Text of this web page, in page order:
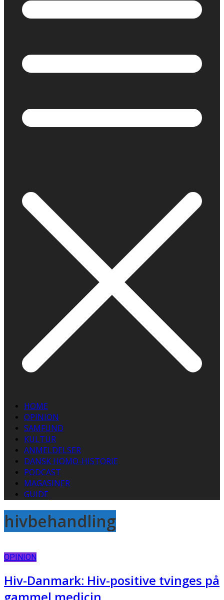
HOME
OPINION
SAMFUND
KULTUR
ANMELDELSER
DANSK HOMO-HISTORIE
PODCAST
MAGASINER
GUIDE
hivbehandling
OPINION
Hiv-Danmark: Hiv-positive tvinges på
gammel medicin